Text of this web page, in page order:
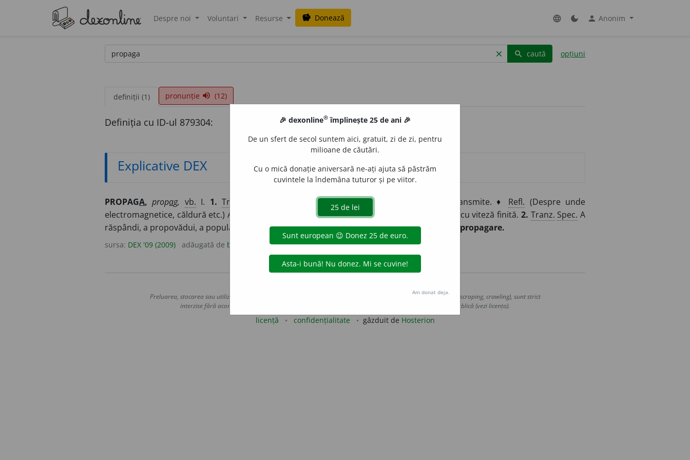
Despre noi Voluntari Resurse savings Donează language dark_mode person Anonim
clear search caută opțiuni
definiții (1) pronunție volume_up (12)
Definiția cu ID-ul 879304:
Explicative DEX
PROPAGA, propag, vb. I. 1. Tranz. A (se) răspândi, a (se) împrăștia, a (se) transmite. ♦ Refl. (Despre unde
electromagnetice, căldură etc.) A se transmite din aproape în aproape, în spațiu și în timp, cu viteză finită. 2. Tranz. Spec. A
răspândi, a propovădui, a populariza o idee, o doctrină, o învățătură. – Dinfr.propager, propagare.
sursa: DEX '09 (2009) adăugată de blaurb. acțiuni
Preluarea, stocarea sau utilizarea datelor de pe acest site, inclusiv prin orice metode de extragere automată (web scraping, crawling), sunt strict
interzise fără acordul nostru prealabil scris, cu excepția seturilor de date oferite oficial spre utilizare publică (vezi licența).
licență confidențialitate găzduit de Hosterion
🎉 dexonline® împlinește 25 de ani 🎉
De un sfert de secol suntem aici, gratuit, zi de zi, pentru
milioane de căutări.
Cu o mică donație aniversară ne-ați ajuta să păstrăm
cuvintele la îndemâna tuturor și pe viitor.
Am donat deja.